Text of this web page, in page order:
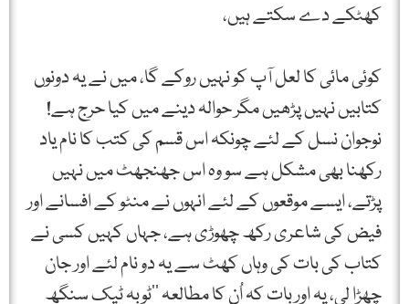
کھٹکے دے سکتے ہیں،
کوئی مائی کا لعل آپ کو نہیں روکے گا، میں نے یہ دونوں
کتابیں نہیں پڑھیں مگر حوالہ دینے میں کیا حرج ہے!
نوجوان نسل کے لئے چونکہ اس قسم کی کتب کا نام یاد
رکھنا بھی مشکل ہے سو وہ اس جھنجھٹ میں نہیں
پڑتے، ایسے موقعوں کے لئے انہوں نے منٹو کے افسانے اور
فیض کی شاعری رکھ چھوڑی ہے، جہاں کہیں کسی نے
کتاب کی بات کی وہاں کھٹ سے یہ دو نام لئے اور جان
چھڑا لی، یہ اور بات کہ اُن کا مطالعہ ’’ٹوبہ ٹیک سنگھ